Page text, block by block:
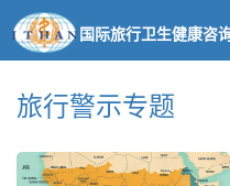
国际旅行卫生健康咨
旅行警示专题